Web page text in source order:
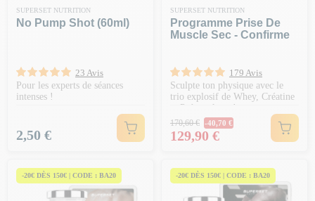
SUPERSET NUTRITION
No Pump Shot (60ml)
23 Avis
Pour les experts de séances
intenses !
Prix
2,50 €
SUPERSET NUTRITION
Programme Prise De
Muscle Sec - Confirme
179 Avis
Sculpte ton physique avec le
trio explosif de Whey, Créatine
et Pré-workout !
Prix Normal
170,60 € -40,70 €
Prix
129,90 €
-20€ DÈS 150€ | CODE : BA20 -20€ DÈS 150€ | CODE : BA20